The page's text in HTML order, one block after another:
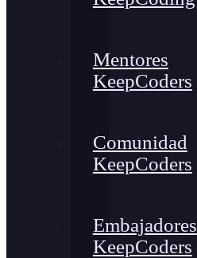
Mentores
KeepCoders
Comunidad
KeepCoders
Embajadores
KeepCoders